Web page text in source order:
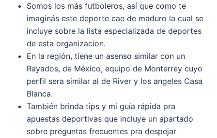
Somos los más futboleros, así que como te
imaginás este deporte cae de maduro la cual se
incluye sobre la lista especializada de deportes
de esta organizacion.
En la región, tiene un asenso similar con un
Rayados, de México, equipo de Monterrey cuyo
perfil sera similar al de River y los angeles Casa
Blanca.
También brinda tips y mi guía rápida pra
apuestas deportivas que incluye un apartado
sobre preguntas frecuentes pra despejar